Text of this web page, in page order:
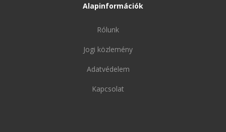
Alapinformációk
Rólunk
Jogi közlemény
Adatvédelem
Kapcsolat